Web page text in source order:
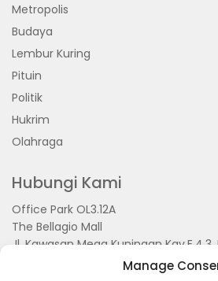
Manage
Metropolis
Budaya
Lembur Kuring
Pituin
Politik
Hukrim
Olahraga
Hubungi Kami
Office Park OL3.12A
The Bellagio Mall
Jl. Kawasan Mega Kuningan
Kuningan, Kel. Kuningan Timur,